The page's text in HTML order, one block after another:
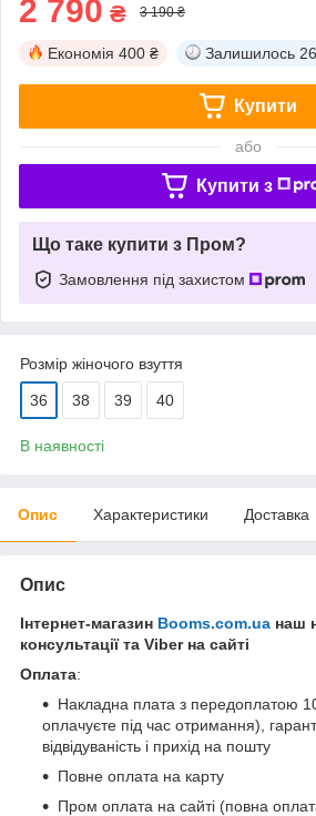
2 790 ₴ 3 190 ₴
Економія 400 ₴ Залишилось
Купити
або
Купити з
Що таке купити з Пром?
Замовлення під захистом
Розмір жіночого взуття
36 38 39 40
В наявності
Опис Характеристики Доставка
Опис
Інтернет-магазин Booms.com.ua наш
консультації та Viber на сайті
Оплата:
Накладна плата з передоплатою
оплачуєте під час отримання),
відвідуваність і прихід на пошту
Повне оплата на карту
Пром оплата на сайті (повна